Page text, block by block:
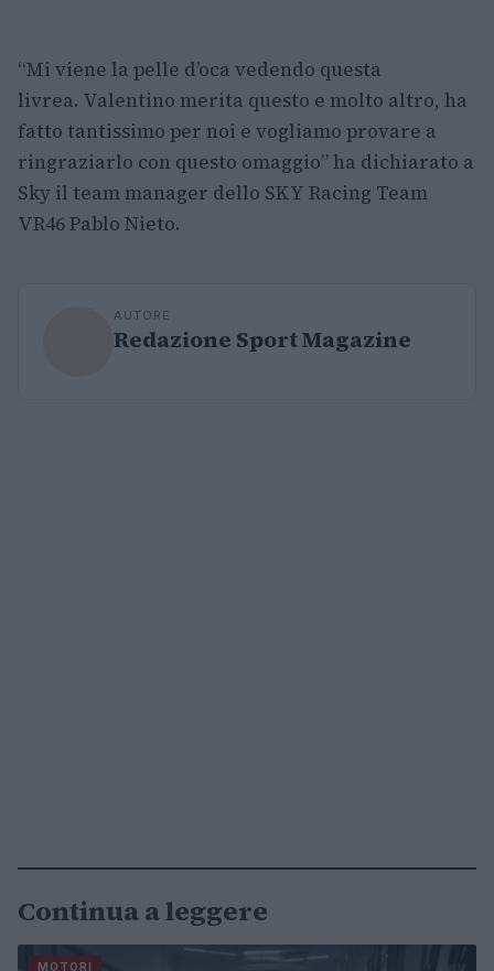
“Mi viene la pelle d’oca vedendo questa
livrea. Valentino merita questo e molto altro, ha
fatto tantissimo per noi e vogliamo provare a
ringraziarlo con questo omaggio” ha dichiarato a
Sky il team manager dello SKY Racing Team
VR46 Pablo Nieto.
AUTORE
Redazione Sport Magazine
Continua a leggere
MOTORI